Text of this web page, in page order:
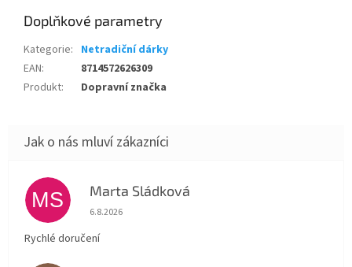
Doplňkové parametry
Kategorie: Netradiční dárky
EAN:
8714572626309
Produkt: Dopravní značka
MS Marta Sládková
Hodnocení obchodu je 5 z 5 hvězdiček.
6.8.2026
Rychlé doručení